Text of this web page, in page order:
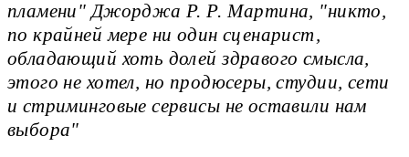
пламени" Джорджа Р. Р. Мартина, "никто,
по крайней мере ни один сценарист,
обладающий хоть долей здравого смысла,
этого не хотел, но продюсеры, студии, сети
и стриминговые сервисы не оставили нам
выбора"